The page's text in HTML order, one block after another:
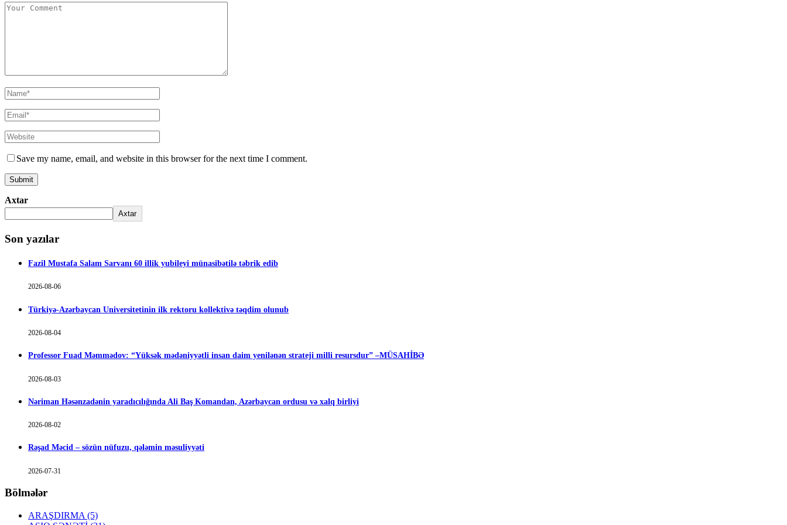
Save my name, email, and website in this browser for the next time I comment.
Axtar
Axtar
Son yazılar
Fazil Mustafa Salam Sarvanı 60 illik yubileyi münasibətilə təbrik edib
2026-08-06
Türkiyə-Azərbaycan Universitetinin ilk rektoru kollektivə təqdim olunub
2026-08-04
Professor Fuad Məmmədov: “Yüksək mədəniyyətli insan daim yenilənən strateji milli resursdur” –MÜSAHİBƏ
2026-08-03
Nəriman Həsənzadənin yaradıcılığında Ali Baş Komandan, Azərbaycan ordusu və xalq birliyi
2026-08-02
Rəşad Məcid – sözün nüfuzu, qələmin məsuliyyəti
2026-07-31
Bölmələr
ARAŞDIRMA (5)